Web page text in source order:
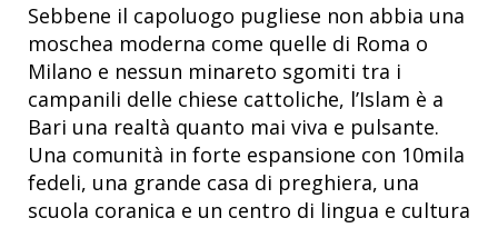
Sebbene il capoluogo pugliese non abbia una
moschea moderna come quelle di Roma o
Milano e nessun minareto sgomiti tra i
campanili delle chiese cattoliche, l’Islam è a
Bari una realtà quanto mai viva e pulsante.
Una comunità in forte espansione con 10mila
fedeli, una grande casa di preghiera, una
scuola coranica e un centro di lingua e cultura